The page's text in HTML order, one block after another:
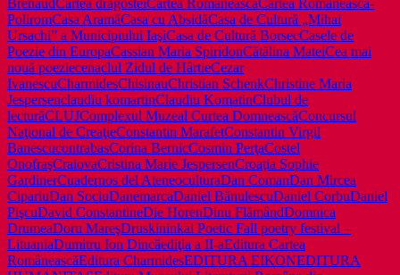
BrénaudCartea dragosteiCartea RomâneascăCartea Românească-
PoliromCasa AramăCasa cu AbsidăCasa de Cultură „Mihai
Ursachi” a Municipiului IaşiCasa de Cultură BorsecCasele de
Poezie din EuropaCassian Maria SpiridonCătălina MateiCea mai
nouă poeziecenaclul Zidul de HârtieCezar
IvanescuCharmidesChisinauChristian SchenkChristine Maria
Jespersenclaudiu komartinClaudiu KomatinClubul de
lecturăCLUJComplexul Muzeal Curtea DomneascăConcursul
Naţional de CreaţieConstantin MarafetConstantin Virgil
BanescucontrabasCorina BernicCosmin PerţaCostel
OnofraşCraiovaCristina Marie JespersenCroaţia Sophie
GardinerCuadernos del AteneoculturaDan ComanDan Mircea
CipariuDan SociuDanemarcaDaniel BănulescuDaniel CorbuDaniel
PişcuDavid ConstantineDie HorenDinu FlămândDomnica
DrumeaDoru MareşDruskininkai Poetic Fall poetry festival –
LituaniaDumitru Ion Dincăediţia a II-aEditura Cartea
RomâneascăEditura CharmidesEDITURA EIKONEDITURA